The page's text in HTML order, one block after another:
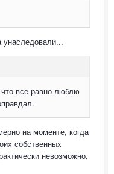
все равно люблю
на моменте, когда
собственных
невозможно,